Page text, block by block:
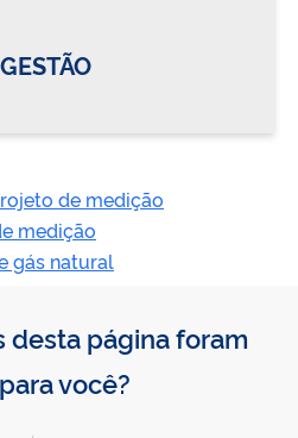
de medição
medição
gás natural
desta página foram
você?